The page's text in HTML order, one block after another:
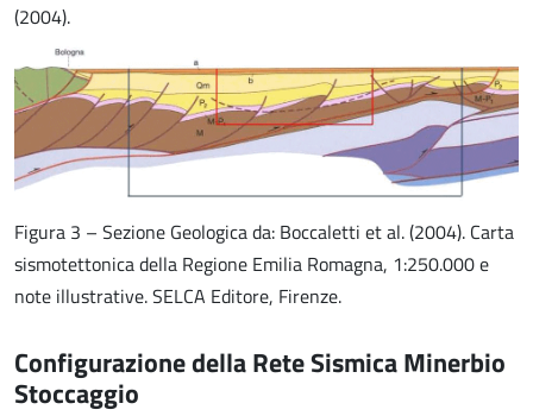
(2004).
Figura 3 – Sezione Geologica da: Boccaletti et al. (2004). Carta
sismotettonica della Regione Emilia Romagna, 1:250.000 e
note illustrative. SELCA Editore, Firenze.
Configurazione della Rete Sismica Minerbio
Stoccaggio